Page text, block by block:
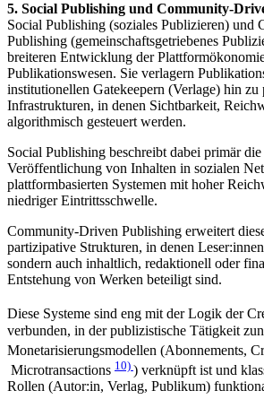
5. Social Publishing und Community-
Social Publishing (soziales Publizieren) und
Publishing (gemeinschaftsgetriebenes
breiteren Entwicklung der
Publikationswesen. Sie verlagern
institutionellen Gatekeepern (Verlage) hin zu
Infrastrukturen, in denen Sichtbarkeit,
algorithmisch gesteuert werden.
Social Publishing beschreibt dabei primär
Veröffentlichung von Inhalten in sozialen
plattformbasierten Systemen mit hoher
niedriger Eintrittsschwelle.
Community-Driven Publishing erweitert
partizipative Strukturen, in denen
sondern auch inhaltlich, redaktionell oder
Entstehung von Werken beteiligt sind.
Diese Systeme sind eng mit der Logik der
verbunden, in der publizistische Tätigkeit
Monetarisierungsmodellen (Abonnements,
Microtransactions 10) ) verknüpft ist und
Rollen (Autor:in, Verlag, Publikum)